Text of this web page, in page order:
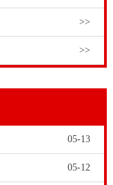
出伸缩缝来抵消
以及当地的木材
>>
>>
05-13
05-12